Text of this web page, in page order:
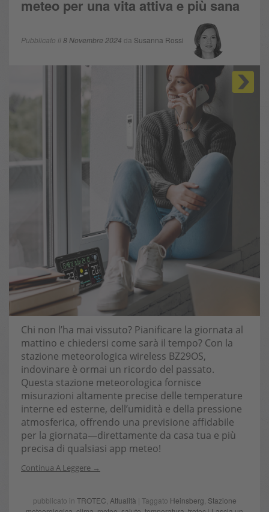
meteo per una vita attiva e più sana
Pubblicato il8 Novembre 2024 da Susanna Rossi
Chi non l’ha mai vissuto? Pianificare la giornata al
mattino e chiedersi come sarà il tempo? Con la
stazione meteorologica wireless BZ29OS,
indovinare è ormai un ricordo del passato.
Questa stazione meteorologica fornisce
misurazioni altamente precise delle temperature
interne ed esterne, dell’umidità e della pressione
atmosferica, offrendo una previsione affidabile
per la giornata—direttamente da casa tua e più
precisa di qualsiasi app meteo!
Continua A Leggere
pubblicato in TROTEC Attualità | Taggato Heinsberg Stazione